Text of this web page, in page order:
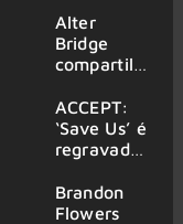
Searcher”
Alter
Bridge
compartilh
vivo de
“Fortress”
gravada
am Ring
2026
ACCEPT:
‘Save Us’ é
regravada
membros
do GHOST
Brandon
Flowers